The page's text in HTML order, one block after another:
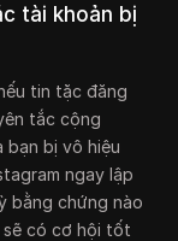
tài khoản bị
tin tặc đăng
tắc cộng
bạn bị vô hiệu
ngay lập
bằng chứng nào
sẽ có cơ hội tốt